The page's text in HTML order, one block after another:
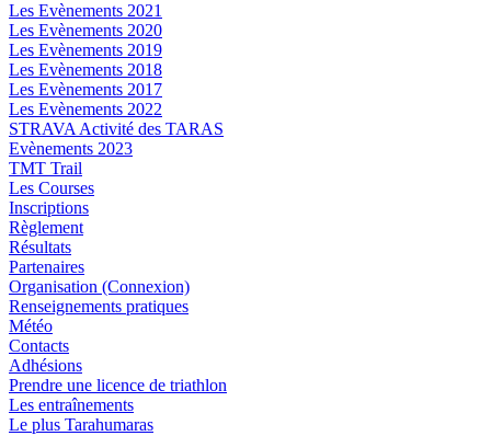
Les Evènements 2021
Les Evènements 2020
Les Evènements 2019
Les Evènements 2018
Les Evènements 2017
Les Evènements 2022
STRAVA Activité des TARAS
Evènements 2023
TMT Trail
Les Courses
Inscriptions
Règlement
Résultats
Partenaires
Organisation (Connexion)
Renseignements pratiques
Météo
Contacts
Adhésions
Prendre une licence de triathlon
Les entraînements
Le plus Tarahumaras